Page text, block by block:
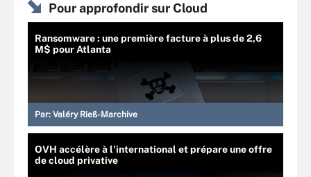
Pour approfondir sur Cloud
Ransomware : une première facture à plus de 2,6
M$ pour Atlanta
Par: Valéry Rieß-Marchive
OVH accélère à l'international et prépare une offre
de cloud privative